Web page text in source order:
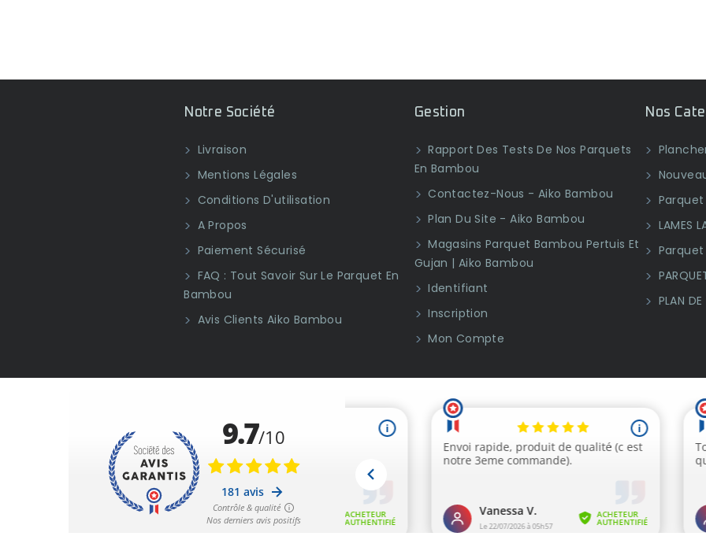
Notre Société
Livraison
Mentions Légales
Conditions D'utilisation
A Propos
Paiement Sécurisé
FAQ : Tout Savoir Sur Le Parquet En
Bambou
Avis Clients Aiko Bambou
Gestion
Rapport Des Tests De Nos Parquets
En Bambou
Contactez-Nous - Aiko Bambou
Plan Du Site - Aiko Bambou
Magasins Parquet Bambou Pertuis Et
Gujan | Aiko Bambou
Identifiant
Inscription
Mon Compte
Nos
Parquet
LAMES
PLAN